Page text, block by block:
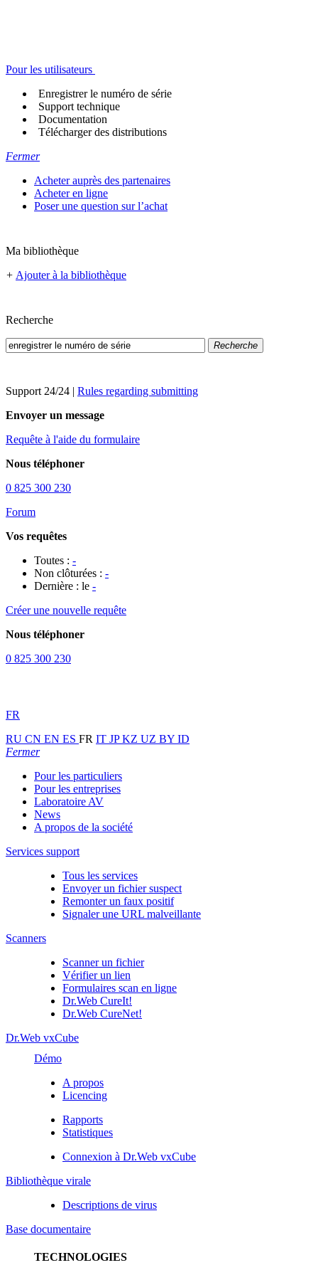
Pour les utilisateurs
Enregistrer le numéro de série
Support technique
Documentation
Télécharger des distributions
Fermer
Acheter auprès des partenaires
Acheter en ligne
Poser une question sur l’achat
Ma bibliothèque
+ Ajouter à la bibliothèque
Recherche
Recherche
Support 24/24 | Rules regarding submitting
Envoyer un message
Requête à l'aide du formulaire
Nous téléphoner
0 825 300 230
Forum
Vos requêtes
Toutes : -
Non clôturées : -
Dernière : le -
Créer une nouvelle requête
Nous téléphoner
0 825 300 230
FR
RU CN EN ES FR IT JPKZ UZ BY ID
Fermer
Pour les particuliers
Pour les entreprises
Laboratoire AV
News
A propos de la société
Services support
Tous les services
Envoyer un fichier suspect
Remonter un faux positif
Signaler une URL malveillante
Scanners
Scanner un fichier
Vérifier un lien
Formulaires scan en ligne
Dr.Web CureIt!
Dr.Web CureNet!
Dr.Web vxCube
Démo
A propos
Licencing
Rapports
Statistiques
Connexion à Dr.Web vxCube
Bibliothèque virale
Descriptions de virus
Base documentaire
TECHNOLOGIES